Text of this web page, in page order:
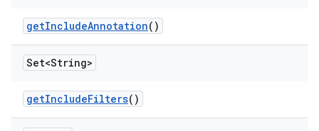
getIncludeAnnotation()
Set<String>
getIncludeFilters()